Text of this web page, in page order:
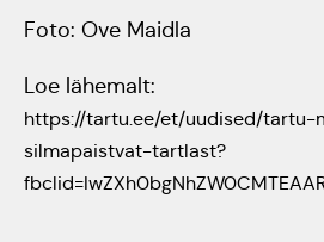
ERM
"Christmas
Foto: Ove Maidla
Loe lähemalt:
https://tartu.ee/et/uudised/
silmapaistvat-tartlast?